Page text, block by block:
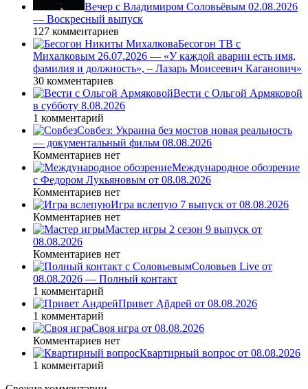
Вечер с Владимиром Соловьёвым 02.08.2026
— Воскресный выпуск
127 комментариев
Бесогон ТВ с
Михалковым 26.07.2026 — «У каждой аварии есть имя,
фамилия и должность», – Лазарь Моисеевич Каганович»
30 комментариев
Вести с Ольгой Армяковой
в субботу 8.08.2026
1 комментарий
Совбез: Украина без мостов новая реальность
— документальный фильм 08.08.2026
Комментариев нет
Международное обозрение
с Федором Лукьяновым от 08.08.2026
Комментариев нет
Игра вслепую 7 выпуск от 08.08.2026
Комментариев нет
Мастер игры 2 сезон 9 выпуск от
08.08.2026
Комментариев нет
Соловьев Live от
08.08.2026 — Полный контакт
1 комментарий
Привет Ąñдpей от 08.08.2026
1 комментарий
Своя игра от 08.08.2026
Комментариев нет
Квартирный вопрос от 08.08.2026
1 комментарий